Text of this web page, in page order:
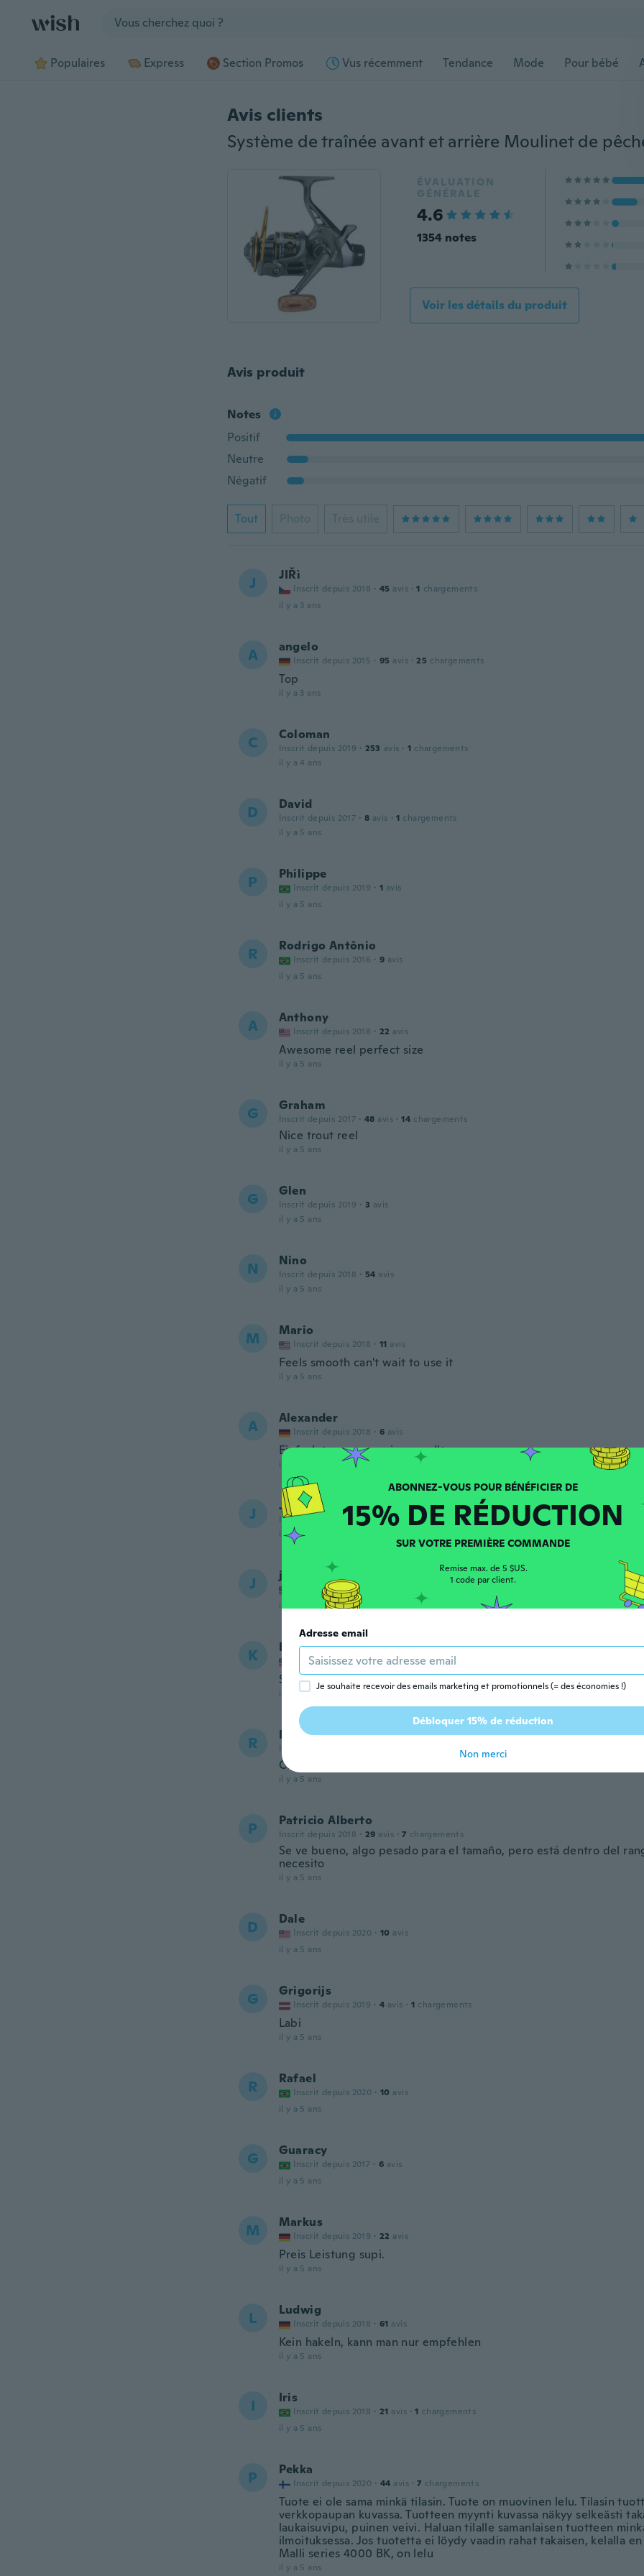
Populaires Express Section Promos Vus récemment Tendance Mode Pour bébé
Avis clients
ÉVALUATION
GÉNÉRALE
4.6
1354 notes
Voir les détails du produit
Avis produit
Notes
Positif
Neutre
Négatif
Tout Photo Très utile
J JIŘì
Inscrit depuis 2018 · 45 avis · 1 chargements
il y a 3 ans
A angelo
Inscrit depuis 2015 · 95 avis · 25 chargements
Top
il y a 3 ans
C Coloman
Inscrit depuis 2019 · 253 avis · 1 chargements
il y a 4 ans
D David
Inscrit depuis 2017 · 8 avis · 1 chargements
il y a 5 ans
P Philippe
Inscrit depuis 2019 · 1 avis
il y a 5 ans
R Rodrigo Antônio
Inscrit depuis 2016 · 9 avis
il y a 5 ans
A Anthony
Inscrit depuis 2018 · 22 avis
Awesome reel perfect size
il y a 5 ans
G Graham
Inscrit depuis 2017 · 48 avis · 14 chargements
Nice trout reel
il y a 5 ans
G Glen
Inscrit depuis 2019 · 3 avis
il y a 5 ans
N Nino
Inscrit depuis 2018 · 54 avis
il y a 5 ans
M Mario
Inscrit depuis 2018 · 11 avis
Feels smooth can't wait to use it
il y a 5 ans
A Alexander
Inscrit depuis 2018 · 6 avis
Einfach top genau wie gewollt
il y a 5 ans
J Jason
Inscrit depuis 2017 · 51 avis
il y a 5 ans
J jack
Inscrit depuis 2019
il y a 5 ans
K Keith
Inscrit depuis 2019 · 90 avis · 35 chargements
Seems like a nice pair of reels. Looking forward to spring.
il y a 5 ans
R Rolando
Inscrit depuis 2018
Cumplió mis expectativas en un 100
il y a 5 ans
P Patricio Alberto
Inscrit depuis 2018 · 29 avis · 7 chargements
Se ve bueno, algo pesado para el tamaño, pero está dentro del
necesito
il y a 5 ans
D Dale
Inscrit depuis 2020 · 10 avis
il y a 5 ans
G Grigorijs
Inscrit depuis 2019 · 4 avis · 1 chargements
Labi
il y a 5 ans
R Rafael
Inscrit depuis 2020 · 10 avis
il y a 5 ans
G Guaracy
Inscrit depuis 2017 · 6 avis
il y a 5 ans
M Markus
Inscrit depuis 2019 · 22 avis
Preis Leistung supi.
il y a 5 ans
L Ludwig
Inscrit depuis 2018 · 61 avis
Kein hakeln, kann man nur empfehlen
il y a 5 ans
I Iris
Inscrit depuis 2018 · 21 avis · 1 chargements
il y a 5 ans
P Pekka
Inscrit depuis 2020 · 44 avis · 7 chargements
Tuote ei ole sama minkä tilasin. Tuote on muovinen lelu. Tilasin
verkkopaupan kuvassa. Tuotteen myynti kuvassa näkyy selkeästi
laukaisuvipu, puinen veivi. Haluan tilalle samanlaisen tuotteen
ilmoituksessa. Jos tuotetta ei löydy vaadin rahat takaisen, kelalla
Malli series 4000 BK, on lelu
il y a 5 ans
15% DE RÉDUCTION
SUR VOTRE PREMIÈRE COMMANDE
Remise max. de 5 $US.
1 code par client.
Adresse email
Je souhaite recevoir des emails marketing et promotionnels (= des économies !)
Débloquer 15% de réduction
Non merci